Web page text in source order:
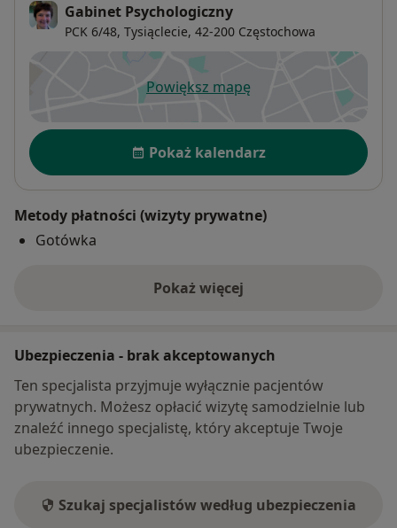
Gabinet Psychologiczny
PCK 6/48, Tysiąclecie, 42-200 Częstochowa
Powiększ mapęotwiera się w nowej karcie
Dostępność
Pokaż kalendarz
Metody płatności (wizyty prywatne)
Gotówka
Pokaż więcej
o adresie
Ubezpieczenia - brak akceptowanych
Ten specjalista przyjmuje wyłącznie pacjentów
prywatnych. Możesz opłacić wizytę samodzielnie lub
znaleźć innego specjalistę, który akceptuje Twoje
ubezpieczenie.
Szukaj specjalistów według ubezpieczenia